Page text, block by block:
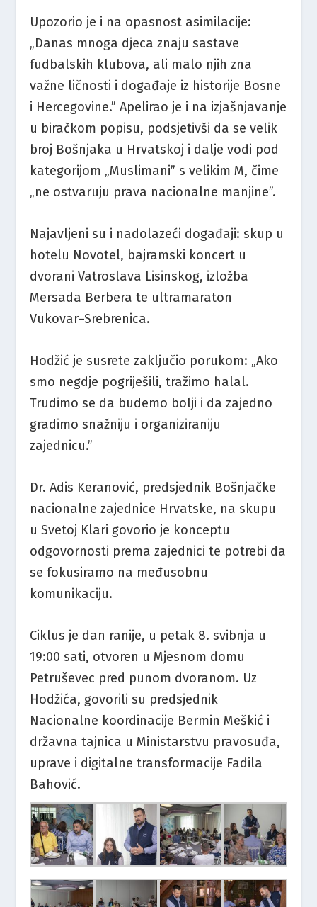
Upozorio je i na opasnost asimilacije:
„Danas mnoga djeca znaju sastave
fudbalskih klubova, ali malo njih zna
važne ličnosti i događaje iz historije Bosne
i Hercegovine.” Apelirao je i na izjašnjavanje
u biračkom popisu, podsjetivši da se velik
broj Bošnjaka u Hrvatskoj i dalje vodi pod
kategorijom „Muslimani” s velikim M, čime
„ne ostvaruju prava nacionalne manjine”.
Najavljeni su i nadolazeći događaji: skup u
hotelu Novotel, bajramski koncert u
dvorani Vatroslava Lisinskog, izložba
Mersada Berbera te ultramaraton
Vukovar–Srebrenica.
Hodžić je susrete zaključio porukom: „Ako
smo negdje pogriješili, tražimo halal.
Trudimo se da budemo bolji i da zajedno
gradimo snažniju i organiziraniju
zajednicu.”
Dr. Adis Keranović, predsjednik Bošnjačke
nacionalne zajednice Hrvatske, na skupu
u Svetoj Klari govorio je konceptu
odgovornosti prema zajednici te potrebi da
se fokusiramo na međusobnu
komunikaciju.
Ciklus je dan ranije, u petak 8. svibnja u
19:00 sati, otvoren u Mjesnom domu
Petruševec pred punom dvoranom. Uz
Hodžića, govorili su predsjednik
Nacionalne koordinacije Bermin Meškić i
državna tajnica u Ministarstvu pravosuđa,
uprave i digitalne transformacije Fadila
Bahović.